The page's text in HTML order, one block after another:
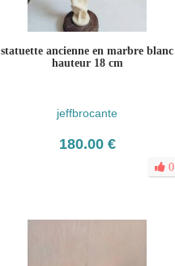
statuette ancienne en marbre blanc
hauteur 18 cm
jeffbrocante
180.00 €
0